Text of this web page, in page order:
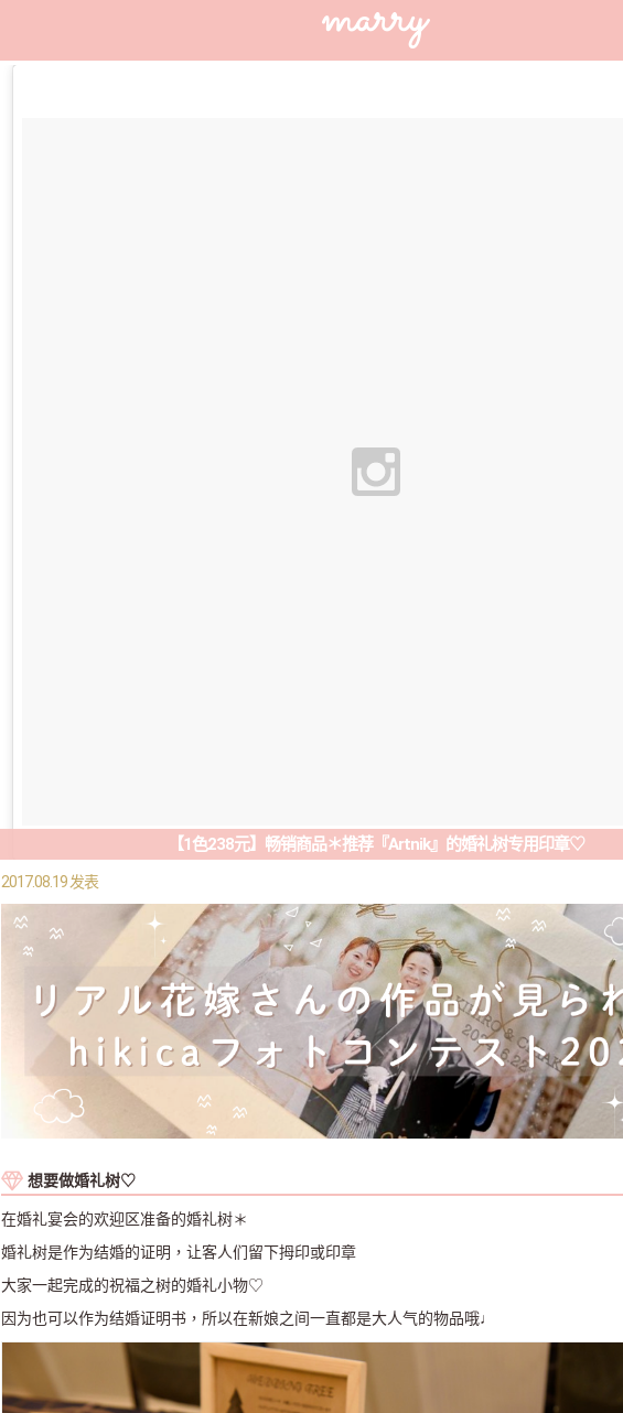
【1色238元】畅销商品＊推荐『Artnik』的婚礼树专用印章♡
2017.08.19 发表
想要做婚礼树♡
在婚礼宴会的欢迎区准备的婚礼树＊
婚礼树是作为结婚的证明，让客人们留下拇印或印章
大家一起完成的祝福之树的婚礼小物♡
因为也可以作为结婚证明书，所以在新娘之间一直都是大人气的物品哦♩